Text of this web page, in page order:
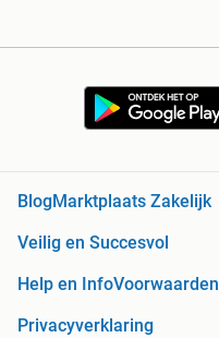
BlogMarktplaats Zakelijk
Veilig en Succesvol
Help en InfoVoorwaarden
Privacyverklaring